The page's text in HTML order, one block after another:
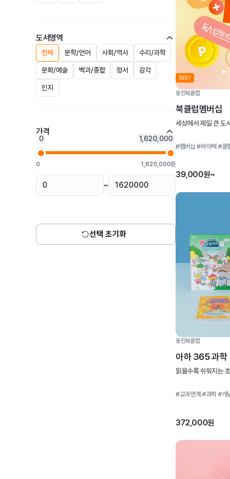
도서영역
전체 문학/언어 사회/역사 수리/과학
문화/예술 백과/종합 정서 감각
인지
가격
0 1,620,000
0 1,620,000원
~
선택 초기화
BEST
웅진북클럽
북클럽멤버십
세상에서 제일 큰 도
#멤버십 #바이백 #클
39,000원~
웅진북클럽
아하 365 과학
읽을수록 쉬워지는
#교과연계 #과학 #개
372,000원